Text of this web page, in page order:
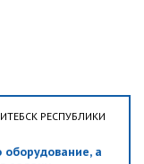
РЕСПУБЛИКИ
а